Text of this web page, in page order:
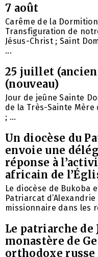
7 août
Carême de la
Transfiguration de
Jésus-Christ ; Saint
...
25 juillet
(nouveau)
Jour de jeûne Sainte
de la Très-Sainte
; ...
Un diocèse du
envoie une
réponse à
africain de
Le diocèse de Bukoba
Patriarcat
missionnaire dans les
Le patriarche
monastère de
orthodoxe